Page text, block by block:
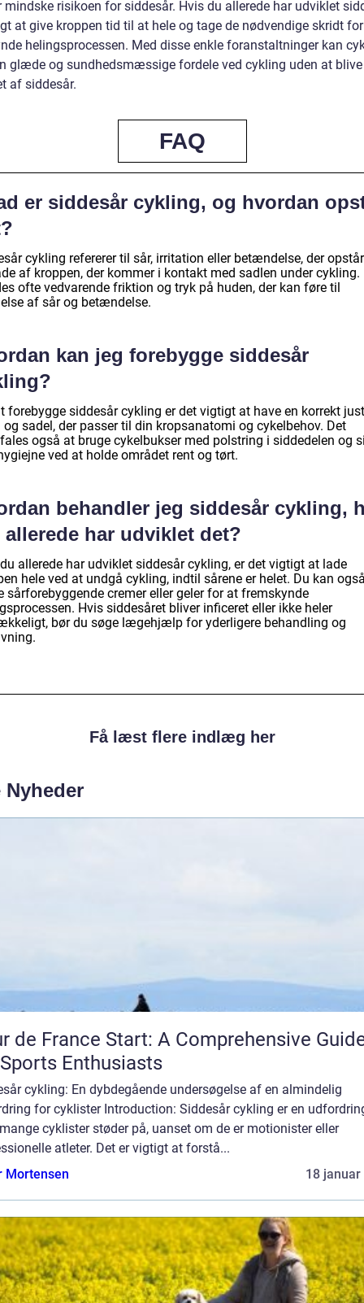
mindske risikoen for siddesår. Hvis du allerede har udviklet
at give kroppen tid til at hele og tage de nødvendige skridt
helingsprocessen. Med disse enkle foranstaltninger kan
glæde og sundhedsmæssige fordele ved cykling uden at blive
af siddesår.
FAQ
er siddesår cykling, og hvordan
cykling refererer til sår, irritation eller betændelse, der
af kroppen, der kommer i kontakt med sadlen under cykling.
ofte vedvarende friktion og tryk på huden, der kan føre til
af sår og betændelse.
kan jeg forebygge siddesår
forebygge siddesår cykling er det vigtigt at have en korrekt
og sadel, der passer til din kropsanatomi og cykelbehov. Det
også at bruge cykelbukser med polstring i siddedelen og
ved at holde området rent og tørt.
behandler jeg siddesår cykling,
allerede har udviklet det?
allerede har udviklet siddesår cykling, er det vigtigt at lade
hele ved at undgå cykling, indtil sårene er helet. Du kan
sårforebyggende cremer eller geler for at fremskynde
Hvis siddesåret bliver inficeret eller ikke heler
bør du søge lægehjælp for yderligere behandling og
Få læst flere indlæg her
Nyheder
de France Start: A Comprehensive
Enthusiasts
cykling: En dybdegående undersøgelse af en almindelig
for cyklister Introduction: Siddesår cykling er en
cyklister støder på, uanset om de er motionister eller
atleter. Det er vigtigt at forstå...
Mortensen
18 januar